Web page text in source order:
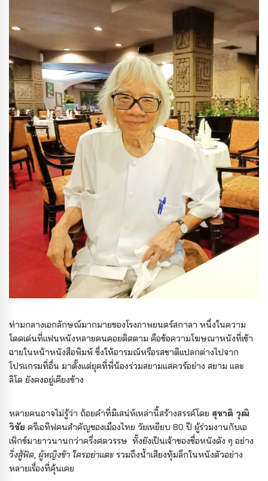
ท่ามกลางเอกลักษณ์มากมายของโรงภาพยนตร์สกาลา หนึ่งในความ
โดดเด่นที่แฟนหนังหลายคนคอยติดตาม คือข้อความโฆษณาหนังที่เข้า
ฉายในหน้าหนังสือพิมพ์ ซึ่งให้อารมณ์หรือรสชาติแปลกต่างไปจาก
โปรแกรมที่อื่น มาตั้งแต่ยุคที่พี่น้องร่วมสยามแสควร์อย่าง สยาม และ
ลิโด ยังคงอยู่เคียงข้าง
หลายคนอาจไม่รู้ว่า ถ้อยคำที่มีเสน่ห์เหล่านี้สร้างสรรค์โดย สุชาติ วุฒิ
วิชัย ครีเอทีฟคนสำคัญของเมืองไทย วัยเหยียบ 80 ปี ผู้ร่วมงานกับเอ
เพ็กซ์มายาวนานกว่าครึ่งศตวรรษ ทั้งยังเป็นเจ้าของชื่อหนังดัง ๆ อย่าง
วิ่งสู้ฟัด, ผู้หญิงข้า ใครอย่าแตะรวมถึงน้ำเสียงทุ้มลึกในหนังตัวอย่าง
หลายเรื่องที่คุ้นเคย